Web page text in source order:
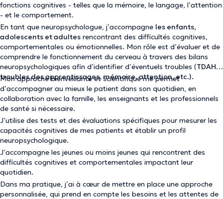
fonctions cognitives - telles que la mémoire, le langage, l’attention
- et le comportement.
En tant que neuropsychologue, j’accompagne les enfants,
adolescents et adultes rencontrant des difficultés cognitives,
comportementales ou émotionnelles. Mon rôle est d’évaluer et de
comprendre le fonctionnement du cerveau à travers des bilans
neuropsychologiques afin d’identifier d’éventuels troubles (TDAH,
troubles des apprentissages, mémoire, attention, etc.).
Mon approche bienveillante et scientifique me permet
d’accompagner au mieux le patient dans son quotidien, en
collaboration avec la famille, les enseignants et les professionnels
de santé si nécessaire.
J’utilise des tests et des évaluations spécifiques pour mesurer les
capacités cognitives de mes patients et établir un profil
neuropsychologique.
J’accompagne les jeunes ou moins jeunes qui rencontrent des
difficultés cognitives et comportementales impactant leur
quotidien.
Dans ma pratique, j’ai à cœur de mettre en place une approche
personnalisée, qui prend en compte les besoins et les attentes de